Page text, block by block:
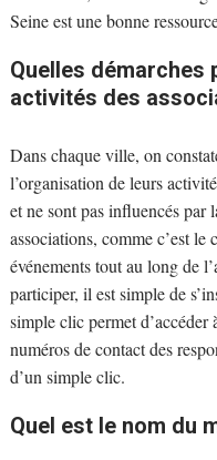
Seine est une bonne
Quelles démarches
activités des
Dans chaque ville, on
l’organisation de leurs
et ne sont pas influencés
associations, comme c’est le
événements tout au long de
participer, il est simple de
simple clic permet d’accéder
numéros de contact des
d’un simple clic.
Quel est le nom du